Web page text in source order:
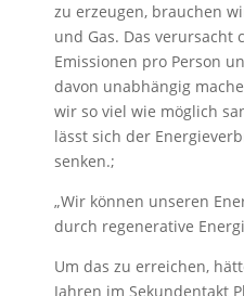
zu erzeugen, brauchen
und Gas. Das verursacht
Emissionen pro Person
davon unabhängig
wir so viel wie möglich
lässt sich der
senken.;
„Wir können unseren
durch regenerative
Um das zu erreichen,
Jahren im Sekundentakt